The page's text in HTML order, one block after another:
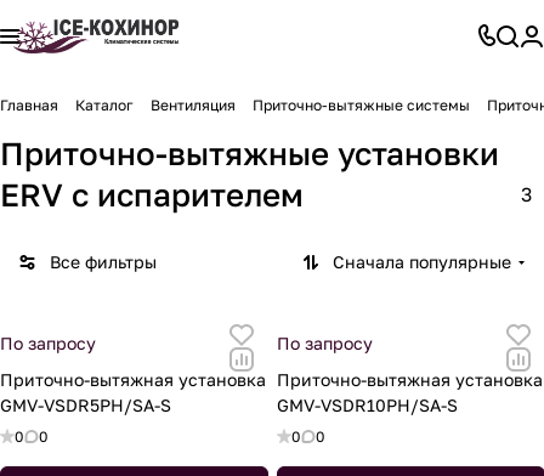
Главная Каталог Вентиляция Приточно-вытяжные системы
Приточно-вытяжные установки
ERV с испарителем
3
Все фильтры Сначала популярные
По запросу
Приточно-вытяжная установка
GMV-VSDR5PH/SA-S
0 0
По запросу
Приточно-вытяжная установка
GMV-VSDR10PH/SA-S
0 0